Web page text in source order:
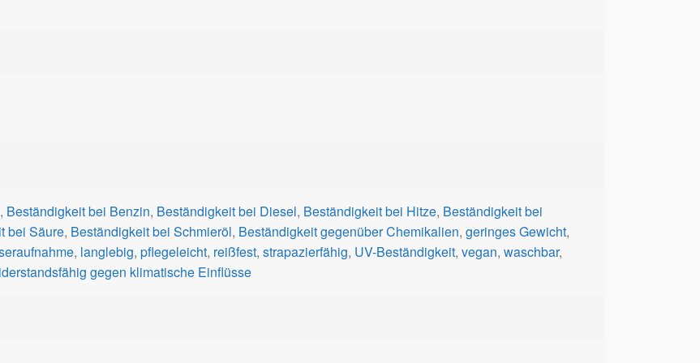
, Beständigkeit bei Benzin, Beständigkeit bei Diesel, Beständigkeit bei Hitze, Beständigkeit bei
bei Säure, Beständigkeit bei Schmieröl, Beständigkeit gegenüber Chemikalien, geringes Gewicht,
, langlebig, pflegeleicht, reißfest, strapazierfähig, UV-Beständigkeit, vegan, waschbar,
gegen klimatische Einflüsse